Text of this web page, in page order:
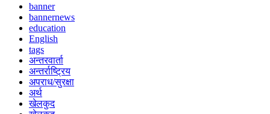
banner
bannernews
education
English
tags
अन्तरवार्ता
अन्तर्राष्ट्रिय
अपराध/सुरक्षा
अर्थ
खेलकुद